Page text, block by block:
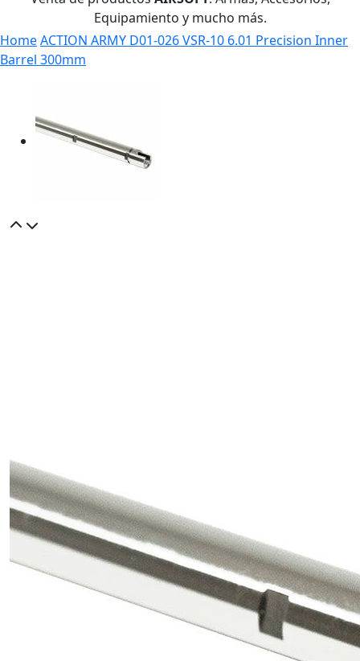
Equipamiento y mucho más.
HomeACTION ARMY D01-026 VSR-10 6.01 Precision Inner
Barrel 300mm